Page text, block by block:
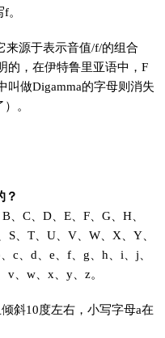
。
来源于表示音值/f/的组合
的，在伊特鲁里亚语中，F
叫做Digamma的字母则消失
。
？
、C、D、E、F、G、H、
S、T、U、V、W、X、Y、
c、d、e、f、g、h、i、j、
v、w、x、y、z。
斜10度左右，小写字母a在